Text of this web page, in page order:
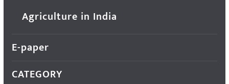
Agriculture in India
E-paper
CATEGORY